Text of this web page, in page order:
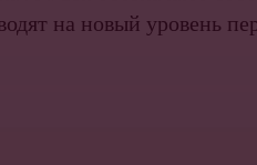
на но­вый уровень